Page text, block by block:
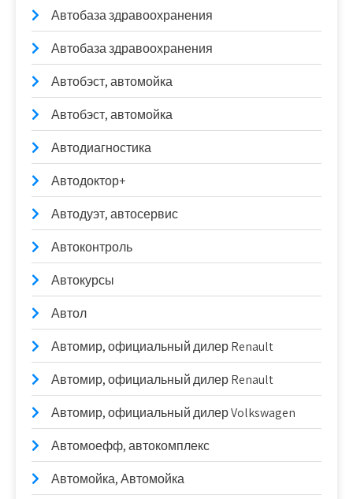
Автобаза здравоохранения
Автобаза здравоохранения
Автобэст, автомойка
Автобэст, автомойка
Автодиагностика
Автодоктор+
Автодуэт, автосервис
Автоконтроль
Автокурсы
Автол
Автомир, официальный дилер Renault
Автомир, официальный дилер Renault
Автомир, официальный дилер Volkswagen
Автомоефф, автокомплекс
Автомойка, Автомойка